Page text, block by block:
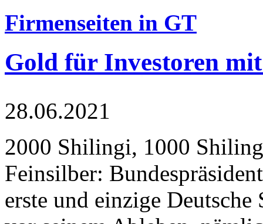
Firmenseiten in GT
Gold für Investoren
28.06.2021
2000 Shilingi, 1000
Feinsilber:
erste und einzige Deutsche